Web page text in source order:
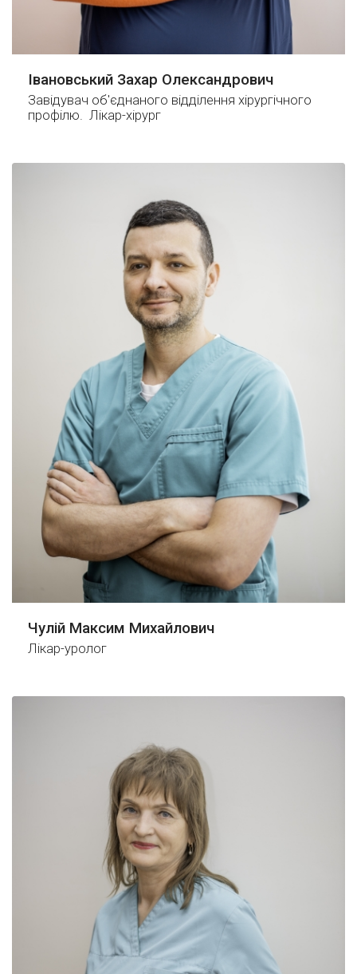
Івановський Захар Олександрович
Завідувач об'єднаного відділення хірургічного
профілю. Лікар-хірург
Чулій Максим Михайлович
Лікар-уролог